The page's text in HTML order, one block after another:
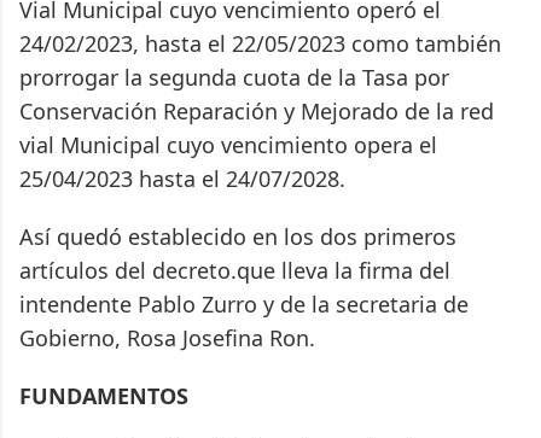
Vial Municipal cuyo vencimiento operó el
24/02/2023, hasta el 22/05/2023 como también
prorrogar la segunda cuota de la Tasa por
Conservación Reparación y Mejorado de la red
vial Municipal cuyo vencimiento opera el
25/04/2023 hasta el 24/07/2028.
Así quedó establecido en los dos primeros
artículos del decreto.que lleva la firma del
intendente Pablo Zurro y de la secretaria de
Gobierno, Rosa Josefina Ron.
FUNDAMENTOS